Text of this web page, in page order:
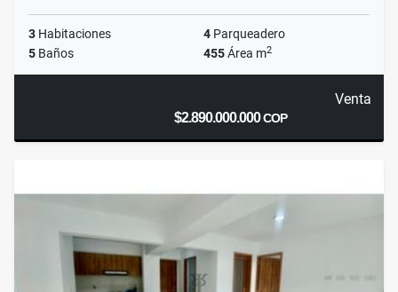
3 Habitaciones 4 Parqueadero
5 Baños 455Área m2
Venta
$2.890.000.000COP